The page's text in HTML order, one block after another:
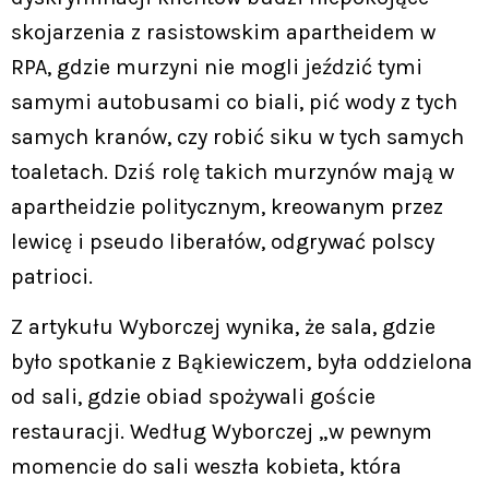
skojarzenia z rasistowskim apartheidem w
RPA, gdzie murzyni nie mogli jeździć tymi
samymi autobusami co biali, pić wody z tych
samych kranów, czy robić siku w tych samych
toaletach. Dziś rolę takich murzynów mają w
apartheidzie politycznym, kreowanym przez
lewicę i pseudo liberałów, odgrywać polscy
patrioci.
Z artykułu Wyborczej wynika, że sala, gdzie
było spotkanie z Bąkiewiczem, była oddzielona
od sali, gdzie obiad spożywali goście
restauracji. Według Wyborczej „w pewnym
momencie do sali weszła kobieta, która